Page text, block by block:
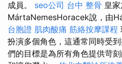
成員。 seo公司 台中 整骨 皇
MártaNemesHoracek說，由
台胞證 肌肉酸痛 筋絡按摩課程
扮演多個角色，這通常同時受到
們的目標是為所有角色提供苛